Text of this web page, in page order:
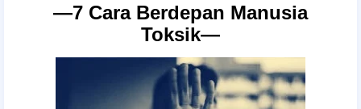
―7 Cara Berdepan Manusia
Toksik―